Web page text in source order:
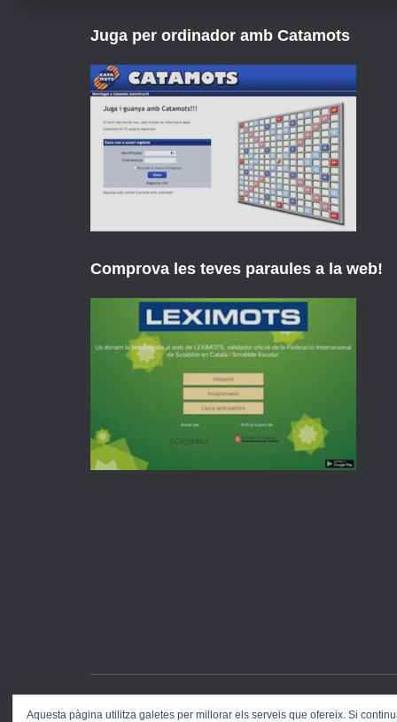
Juga per ordinador amb Catamots
Comprova les teves paraules a la web!
Aquesta pàgina utilitza galetes per millorar els serveis que ofereix. Si